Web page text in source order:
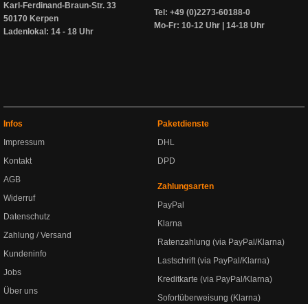
Karl-Ferdinand-Braun-Str. 33
50170 Kerpen
Ladenlokal: 14 - 18 Uhr
Tel: +49 (0)2273-60188-0
Mo-Fr: 10-12 Uhr | 14-18 Uhr
Infos
Impressum
Kontakt
AGB
Widerruf
Datenschutz
Zahlung / Versand
Kundeninfo
Jobs
Über uns
Paketdienste
DHL
DPD
Zahlungsarten
PayPal
Klarna
Ratenzahlung (via PayPal/Klarna)
Lastschrift (via PayPal/Klarna)
Kreditkarte (via PayPal/Klarna)
Sofortüberweisung (Klarna)